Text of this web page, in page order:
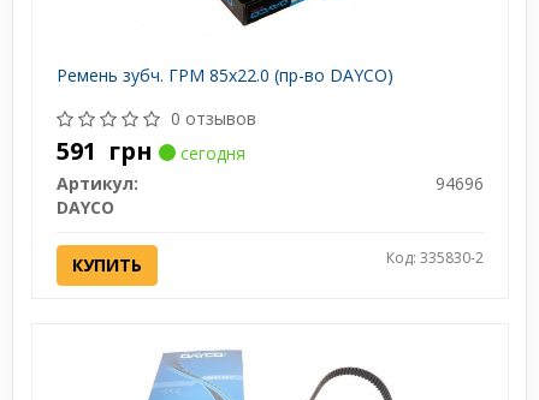
Ремень зубч. ГРМ 85x22.0 (пр-во DAYCO)
0 отзывов
591 грн
сегодня
Артикул:
94696
DAYCO
КУПИТЬ Код: 335830-2